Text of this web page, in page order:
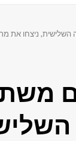
השלישית, ניצחו את